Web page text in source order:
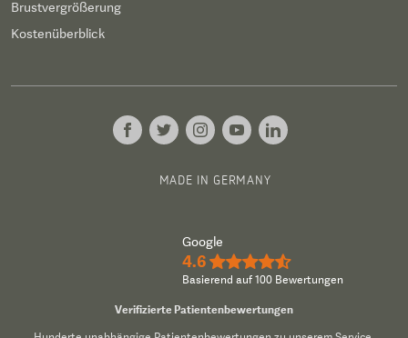
Brustvergrößerung
Kostenüberblick
MADE IN GERMANY
Google
4.6 ★★★★½
Basierend auf 100 Bewertungen
Verifizierte Patientenbewertungen